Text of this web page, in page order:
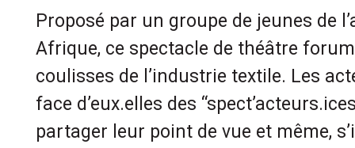
Proposé par un groupe de jeunes de
Afrique, ce spectacle de théâtre
coulisses de l’industrie textile. Les
face d’eux.elles des
partager leur point de vue et même,